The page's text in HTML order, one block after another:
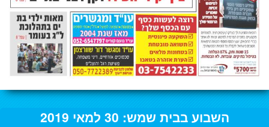
השבוע בבית שמש: 30 למאי 2019